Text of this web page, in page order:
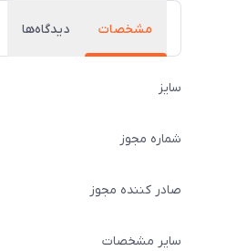
مشخصات دیدگاه‌ها
سایز
شماره مجوز
صادر کننده مجوز
سایر مشخصات